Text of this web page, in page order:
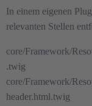
In einem eigenen
relevanten Stellen
core/Framework/
.twig
core/Framework/
header.html.twig